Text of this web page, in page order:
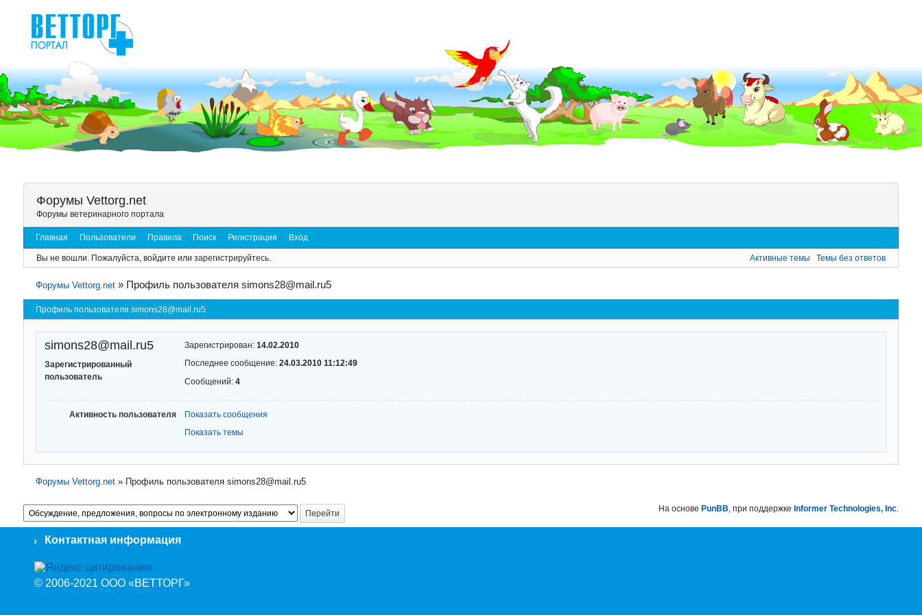
Форумы Vettorg.net
Форумы ветеринарного портала
Главная Пользователи Правила Поиск Регистрация Вход
Вы не вошли. Пожалуйста, войдите или зарегистрируйтесь. Активные темы Темы без ответов
Форумы Vettorg.net » Профиль пользователя simons28@mail.ru5
Профиль пользователя simons28@mail.ru5
simons28@mail.ru5
Зарегистрированный
пользователь
Зарегистрирован: 14.02.2010
Последнее сообщение: 24.03.2010 11:12:49
Сообщений: 4
Активность пользователя
Показать сообщения
Показать темы
Форумы Vettorg.net » Профиль пользователя simons28@mail.ru5
На основеPunBB, при поддержкеInformer Technologies, Inc.
Контактная информация
© 2006-2021 ООО «ВЕТТОРГ»